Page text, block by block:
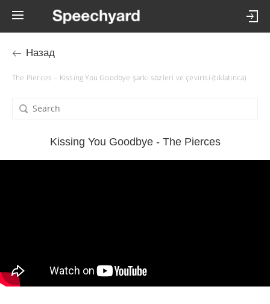
Назад
The Pierces – Kissing You Goodbye şarkı sözleri ve çevirisi (tıklatınca)
Kissing You Goodbye - The Pierces